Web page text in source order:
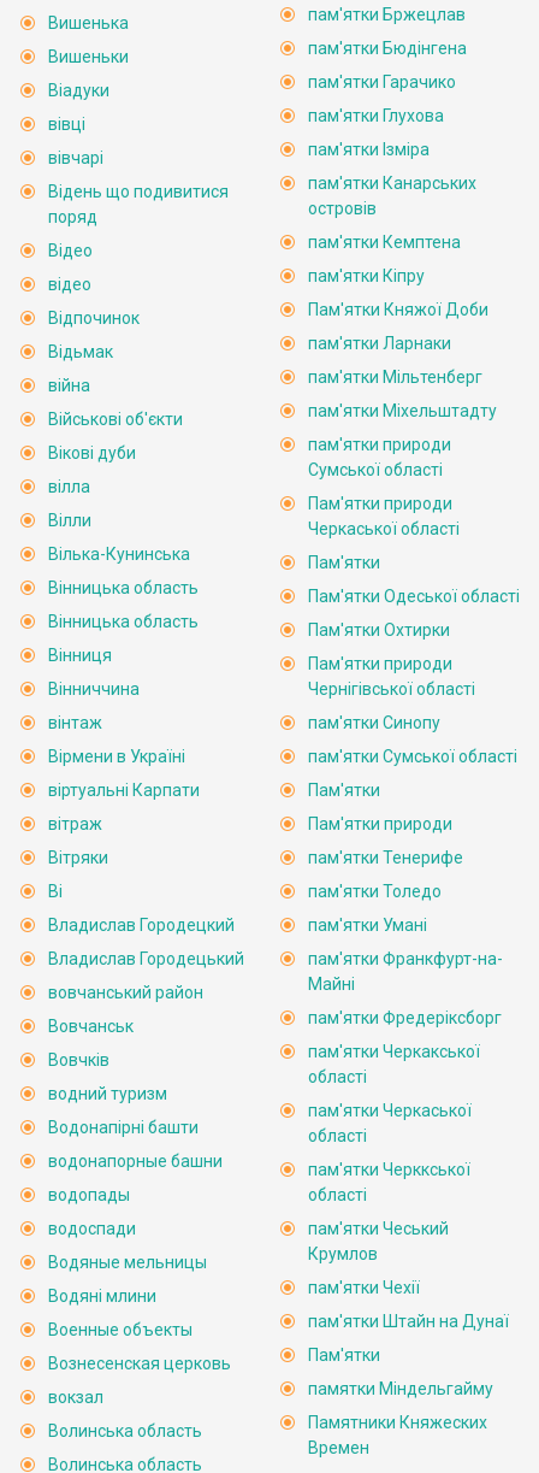
Вишенька
Вишеньки
Віадуки
вівці
вівчарі
Відень що подивитися
поряд
Відео
відео
Відпочинок
Відьмак
війна
Військові об'єкти
Вікові дуби
вілла
Вілли
Вілька-Кунинська
Вінницька область
Вінницька область
Вінниця
Вінниччина
вінтаж
Вірмени в Україні
віртуальні Карпати
вітраж
Вітряки
Ві
Владислав Городецкий
Владислав Городецький
вовчанський район
Вовчанськ
Вовчків
водний туризм
Водонапірні башти
водонапорные башни
водопады
водоспади
Водяные мельницы
Водяні млини
Военные объекты
Вознесенская церковь
вокзал
Волинська область
Волинська область
пам'ятки Бржецлав
пам'ятки Бюдінгена
пам'ятки Гарачико
пам'ятки Глухова
пам'ятки Ізміра
пам'ятки Канарських
островів
пам'ятки Кемптена
пам'ятки Кіпру
Пам'ятки Княжої Доби
пам'ятки Ларнаки
пам'ятки Мільтенберг
пам'ятки Міхельштадту
пам'ятки природи
Сумської області
Пам'ятки природи
Черкаської області
Пам'ятки
Пам'ятки Одеської області
Пам'ятки Охтирки
Пам'ятки природи
Чернігівської області
пам'ятки Синопу
пам'ятки Сумської області
Пам'ятки
Пам'ятки природи
пам'ятки Тенерифе
пам'ятки Толедо
пам'ятки Умані
пам'ятки Франкфурт-на-
Майні
пам'ятки Фредеріксборг
пам'ятки Черкакської
області
пам'ятки Черкаської
області
пам'ятки Черккської
області
пам'ятки Чеський
Крумлов
пам'ятки Чехії
пам'ятки Штайн на Дунаї
Пам'ятки
памятки Міндельгайму
Памятники Княжеских
Времен